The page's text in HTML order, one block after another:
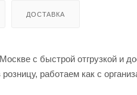
ДОСТАВКА
с быстрой отгрузкой и
работаем как с